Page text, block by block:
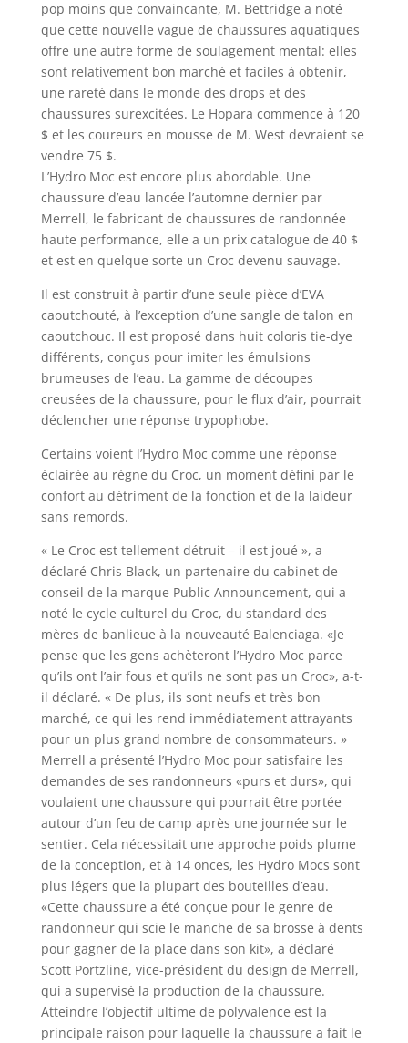
pop moins que convaincante, M. Bettridge a noté
que cette nouvelle vague de chaussures aquatiques
offre une autre forme de soulagement mental: elles
sont relativement bon marché et faciles à obtenir,
une rareté dans le monde des drops et des
chaussures surexcitées. Le Hopara commence à 120
$ et les coureurs en mousse de M. West devraient se
vendre 75 $.
L’Hydro Moc est encore plus abordable. Une
chaussure d’eau lancée l’automne dernier par
Merrell, le fabricant de chaussures de randonnée
haute performance, elle a un prix catalogue de 40 $
et est en quelque sorte un Croc devenu sauvage.
Il est construit à partir d’une seule pièce d’EVA
caoutchouté, à l’exception d’une sangle de talon en
caoutchouc. Il est proposé dans huit coloris tie-dye
différents, conçus pour imiter les émulsions
brumeuses de l’eau. La gamme de découpes
creusées de la chaussure, pour le flux d’air, pourrait
déclencher une réponse trypophobe.
Certains voient l’Hydro Moc comme une réponse
éclairée au règne du Croc, un moment défini par le
confort au détriment de la fonction et de la laideur
sans remords.
« Le Croc est tellement détruit – il est joué », a
déclaré Chris Black, un partenaire du cabinet de
conseil de la marque Public Announcement, qui a
noté le cycle culturel du Croc, du standard des
mères de banlieue à la nouveauté Balenciaga. «Je
pense que les gens achèteront l’Hydro Moc parce
qu’ils ont l’air fous et qu’ils ne sont pas un Croc», a-t-
il déclaré. « De plus, ils sont neufs et très bon
marché, ce qui les rend immédiatement attrayants
pour un plus grand nombre de consommateurs. »
Merrell a présenté l’Hydro Moc pour satisfaire les
demandes de ses randonneurs «purs et durs», qui
voulaient une chaussure qui pourrait être portée
autour d’un feu de camp après une journée sur le
sentier. Cela nécessitait une approche poids plume
de la conception, et à 14 onces, les Hydro Mocs sont
plus légers que la plupart des bouteilles d’eau.
«Cette chaussure a été conçue pour le genre de
randonneur qui scie le manche de sa brosse à dents
pour gagner de la place dans son kit», a déclaré
Scott Portzline, vice-président du design de Merrell,
qui a supervisé la production de la chaussure.
Atteindre l’objectif ultime de polyvalence est la
principale raison pour laquelle la chaussure a fait le